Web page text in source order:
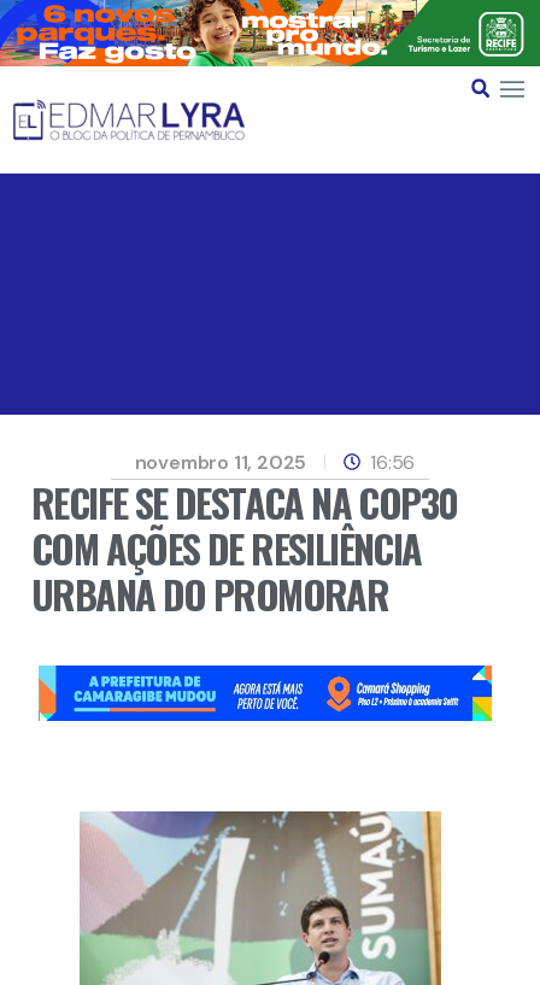
novembro 11, 2025 16:56
RECIFE SE DESTACA NA COP30
COM AÇÕES DE RESILIÊNCIA
URBANA DO PROMORAR